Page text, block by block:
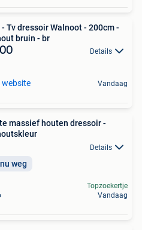
Tv dressoir Walnoot - 200cm -
bruin - br
Details
website Vandaag
massief houten dressoir -
Details
weg
Topzoekertje
Vandaag